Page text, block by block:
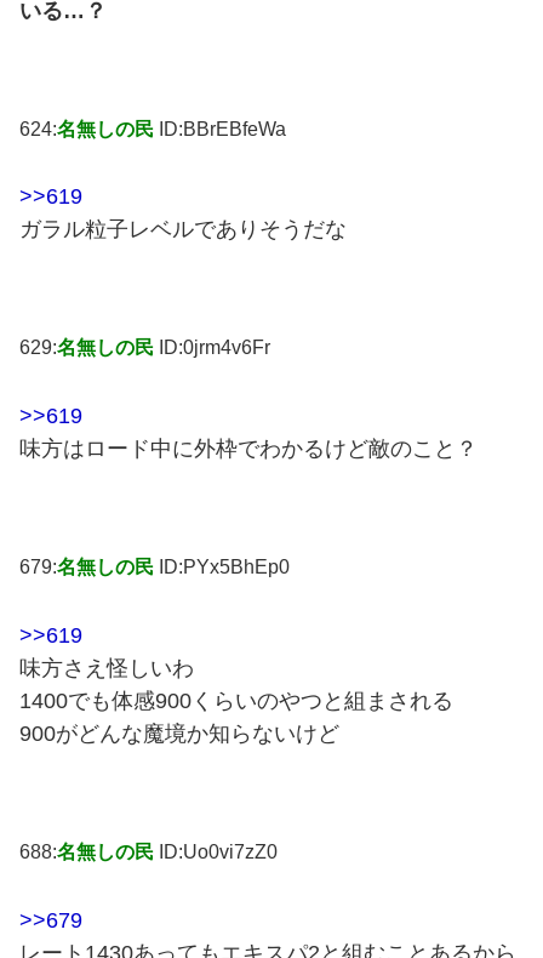
いる…？
624:名無しの民 ID:BBrEBfeWa
>>619
ガラル粒子レベルでありそうだな
629:名無しの民 ID:0jrm4v6Fr
>>619
味方はロード中に外枠でわかるけど敵のこと？
679:名無しの民 ID:PYx5BhEp0
>>619
味方さえ怪しいわ
1400でも体感900くらいのやつと組まされる
900がどんな魔境か知らないけど
688:名無しの民 ID:Uo0vi7zZ0
>>679
レート1430あってもエキスパ2と組むことあるから